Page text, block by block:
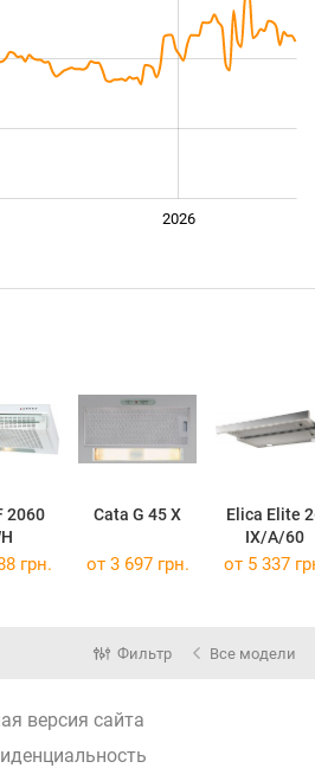
2026
2060
Cata G 45 X
Elica Elite
IX/A/60
грн. от 3 697 грн. от 5 337
Фильтр Все модели
версия сайта